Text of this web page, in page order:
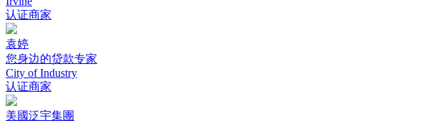
认证商家
袁婷
您身边的贷款专家
City of Industry
认证商家
美國泛宇集團